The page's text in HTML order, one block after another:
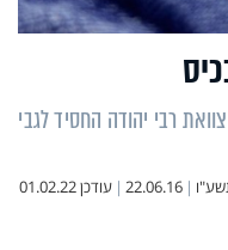
רבי יהודה החסיד לגבי
|
22.06.16
| עודכן01.02.22